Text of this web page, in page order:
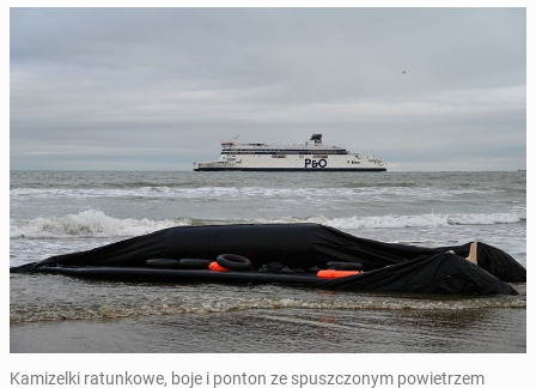
Kamizelki ratunkowe, boje i ponton ze spuszczonym powietrzem